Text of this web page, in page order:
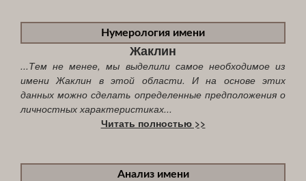
Нумерология имени
Жаклин
...Тем не менее, мы выделили самое необходимое из
имени Жаклин в этой области. И на основе этих
данных можно сделать определенные предположения о
личностных характеристиках...
Читать полностью >>
Анализ имени